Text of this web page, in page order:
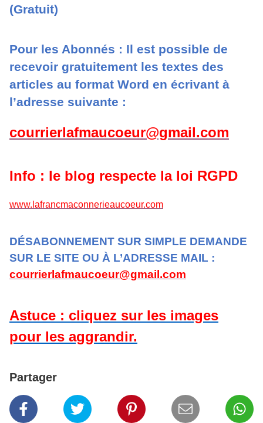
(Gratuit)
Pour les Abonnés : Il est possible de
recevoir gratuitement les textes des
articles au format Word en écrivant à
l’adresse suivante :
courrierlafmaucoeur@gmail.com
Info : le blog respecte la loi RGPD
www.lafrancmaconnerieaucoeur.com
DÉSABONNEMENT SUR SIMPLE DEMANDE
SUR LE SITE OU À L’ADRESSE MAIL :
courrierlafmaucoeur@gmail.com
Astuce : cliquez sur les images
pour les aggrandir.
Partager